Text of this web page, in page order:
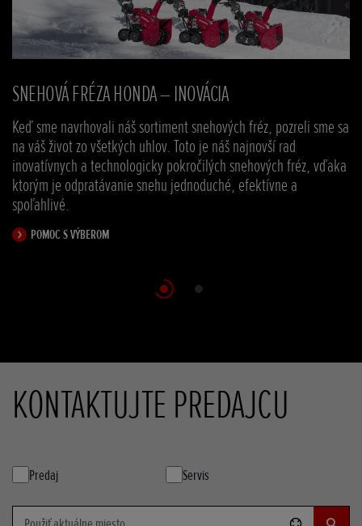
SNEHOVÁ FRÉZA HONDA – INOVÁCIA
Keď sme navrhovali náš sortiment snehových fréz, pozreli sme sa
na váš život zo všetkých uhlov. Toto je náš najnovší rad
inovatívnych a technologicky pokročilých snehových fréz, vďaka
ktorým je odpratávanie snehu jednoduché, efektívne a
spoľahlivé.
POMOC S VÝBEROM
KONTAKTUJTE PREDAJCU
Predaj Servis